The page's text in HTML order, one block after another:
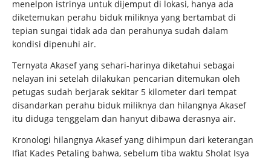
menelpon istrinya untuk dijemput di lokasi, hanya ada
diketemukan perahu biduk miliknya yang bertambat di
tepian sungai tidak ada dan perahunya sudah dalam
kondisi dipenuhi air.
Ternyata Akasef yang sehari-harinya diketahui sebagai
nelayan ini setelah dilakukan pencarian ditemukan oleh
petugas sudah berjarak sekitar 5 kilometer dari tempat
disandarkan perahu biduk miliknya dan hilangnya Akasef
itu diduga tenggelam dan hanyut dibawa derasnya air.
Kronologi hilangnya Akasef yang dihimpun dari keterangan
Ifiat Kades Petaling bahwa, sebelum tiba waktu Sholat Isya